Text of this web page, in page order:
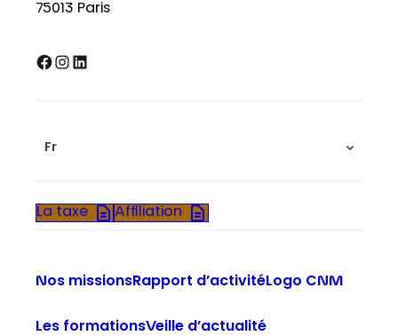
75013 Paris
Facebook InstagramLinkedIn
Fr
La taxe Affiliation
Nos missionsRapport d’activitéLogo CNM
Les formationsVeille d’actualité